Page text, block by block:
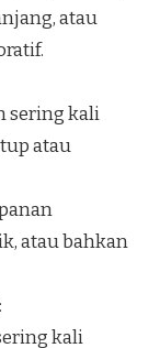
atau
sering kali
atau
atau bahkan
kali